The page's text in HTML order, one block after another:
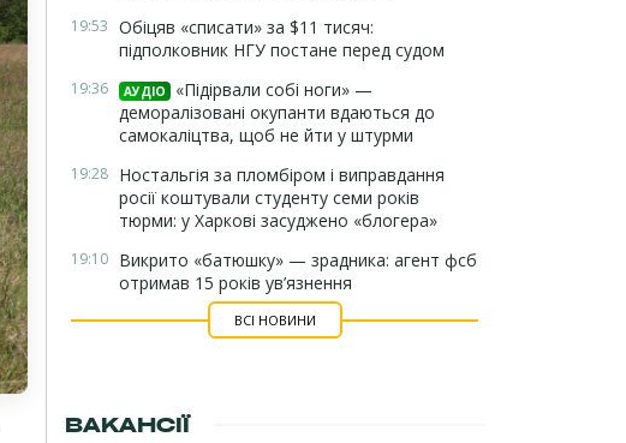
19:53 Обіцяв «списати» за $11 тисяч:
підполковник НГУ постане перед судом
19:36 АУДІО
«Підірвали собі ноги» —
деморалізовані окупанти вдаються до
самокаліцтва, щоб не йти у штурми
19:28 Ностальгія за пломбіром і виправдання
росії коштували студенту семи років
тюрми: у Харкові засуджено «блогера»
19:10 Викрито «батюшку» — зрадника: агент фсб
отримав 15 років ув’язнення
ВСІ НОВИНИ
ВАКАНСІЇ